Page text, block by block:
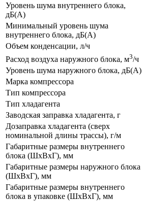
Уровень шума внутреннего блока,
дБ(А)
Минимальный уровень шума
внутреннего блока, дБ(А)
Объем конденсации, л/ч
Расход воздуха наружного блока, м3/ч
Уровень шума наружного блока, дБ(А)
Марка компрессора
Тип компрессора
Тип хладагента
Заводская заправка хладагента, г
Дозаправка хладагента (сверх
номинальной длины трассы), г/м
Габаритные размеры внутреннего
блока (ШxВxГ), мм
Габаритные размеры наружного блока
(ШxВxГ), мм
Габаритные размеры внутреннего
блока в упаковке (ШxВxГ), мм